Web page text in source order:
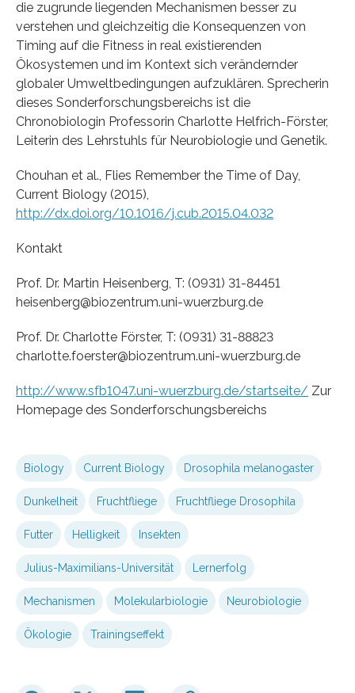
die zugrunde liegenden Mechanismen besser zu
verstehen und gleichzeitig die Konsequenzen von
Timing auf die Fitness in real existierenden
Ökosystemen und im Kontext sich verändernder
globaler Umweltbedingungen aufzuklären. Sprecherin
dieses Sonderforschungsbereichs ist die
Chronobiologin Professorin Charlotte Helfrich-Förster,
Leiterin des Lehrstuhls für Neurobiologie und Genetik.
Chouhan et al., Flies Remember the Time of Day,
Current Biology (2015),
http://dx.doi.org/10.1016/j.cub.2015.04.032
Kontakt
Prof. Dr. Martin Heisenberg, T: (0931) 31-84451
heisenberg@biozentrum.uni-wuerzburg.de
Prof. Dr. Charlotte Förster, T: (0931) 31-88823
charlotte.foerster@biozentrum.uni-wuerzburg.de
http://www.sfb1047.uni-wuerzburg.de/startseite/ Zur
Homepage des Sonderforschungsbereichs
Biology Current Biology Drosophila melanogaster
Dunkelheit Fruchtfliege Fruchtfliege Drosophila
Futter Helligkeit Insekten
Julius-Maximilians-Universität Lernerfolg
Mechanismen Molekularbiologie Neurobiologie
Ökologie Trainingseffekt